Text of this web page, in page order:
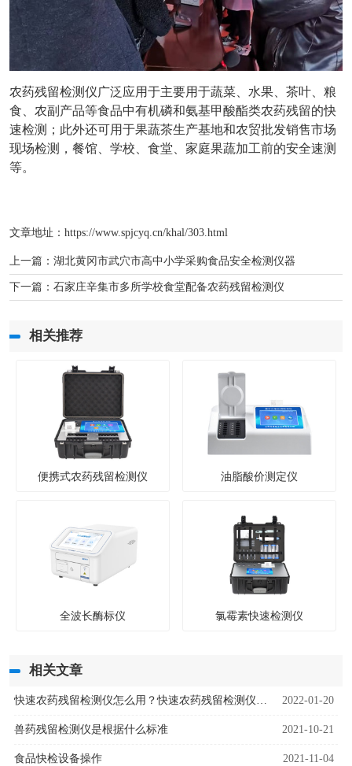
农药残留检测仪广泛应用于主要用于蔬菜、水果、茶叶、粮
食、农副产品等食品中有机磷和氨基甲酸酯类农药残留的快
速检测；此外还可用于果蔬茶生产基地和农贸批发销售市场
现场检测，餐馆、学校、食堂、家庭果蔬加工前的安全速测
等。
文章地址： https://www.spjcyq.cn/khal/303.html
上一篇： 湖北黄冈市武穴市高中小学采购食品安全检测仪器
下一篇： 石家庄辛集市多所学校食堂配备农药残留检测仪
相关推荐
便携式农药残留检测仪 油脂酸价测定仪
全波长酶标仪 氯霉素快速检测仪
相关文章
快速农药残留检测仪怎么用？快速农药残留检测仪使用建议 2022-01-20
兽药残留检测仪是根据什么标准 2021-10-21
食品快检设备操作 2021-11-04